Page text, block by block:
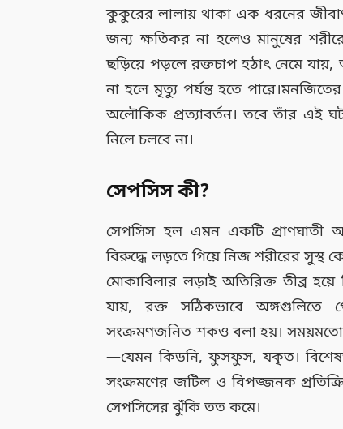
কুকুরের লালায় থাকা এক ধরনের
জন্য ক্ষতিকর না হলেও মানুষের শরীরে
ছড়িয়ে পড়লে রক্তচাপ হঠাৎ নেমে
না হলে মৃত্যু পর্যন্ত হতে পারে।মনজিতের
অলৌকিক প্রত্যাবর্তন। তবে তাঁর এই
নিলে চলবে না।
সেপসিস কী?
সেপসিস হল এমন একটি প্রাণঘাতী
বিরুদ্ধে লড়তে গিয়ে নিজ শরীরের
মোকাবিলার লড়াই অতিরিক্ত তীব্র হয়ে
যায়, রক্ত সঠিকভাবে
সংক্রমণজনিত শকও বলা হয়। সময়মতো
—যেমন কিডনি, ফুসফুস, যকৃত।
সংক্রমণের জটিল ও বিপজ্জনক
সেপসিসের ঝুঁকি তত কমে।